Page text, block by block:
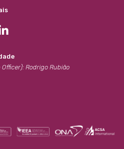
Rodrigo Rubião